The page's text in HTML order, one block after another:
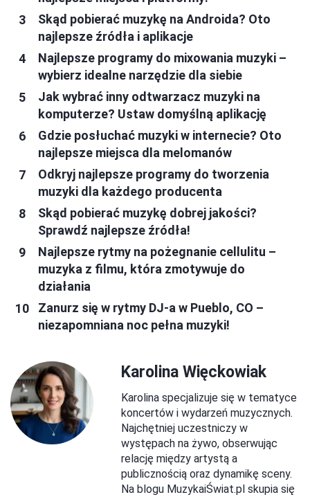
Skąd pobierać muzykę na Androida? Oto
najlepsze źródła i aplikacje
Najlepsze programy do mixowania muzyki –
wybierz idealne narzędzie dla siebie
Jak wybrać inny odtwarzacz muzyki na
komputerze? Ustaw domyślną aplikację
Gdzie posłuchać muzyki w internecie? Oto
najlepsze miejsca dla melomanów
Odkryj najlepsze programy do tworzenia
muzyki dla każdego producenta
Skąd pobierać muzykę dobrej jakości?
Sprawdź najlepsze źródła!
Najlepsze rytmy na pożegnanie cellulitu –
muzyka z filmu, która zmotywuje do
działania
Zanurz się w rytmy DJ-a w Pueblo, CO –
niezapomniana noc pełna muzyki!
Karolina Więckowiak
Karolina specjalizuje się w tematyce
koncertów i wydarzeń muzycznych.
Najchętniej uczestniczy w
występach na żywo, obserwując
relację między artystą a
publicznością oraz dynamikę sceny.
Na blogu MuzykaiŚwiat.pl skupia się